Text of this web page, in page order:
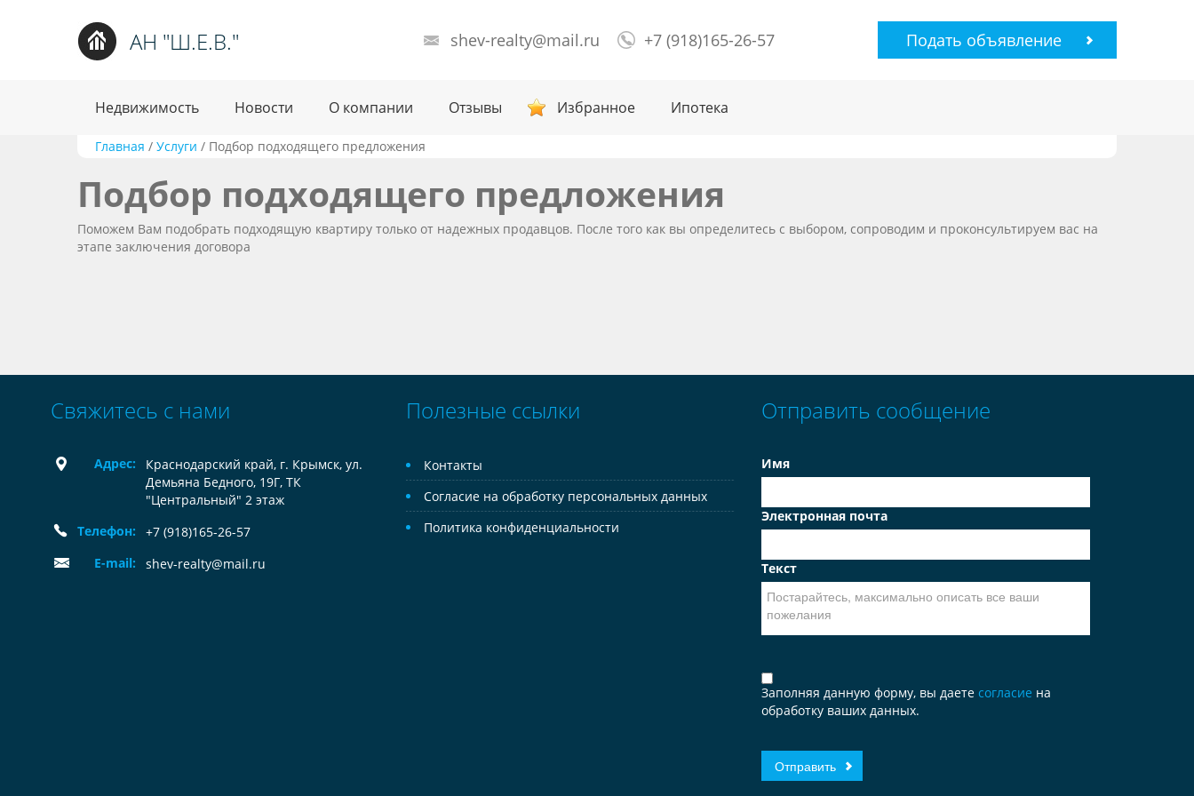
АН "Ш.Е.В." shev-realty@mail.ru +7 (918)165-26-57 Подать объявление
Недвижимость Новости О компании Отзывы Избранное Ипотека
Главная / Услуги / Подбор подходящего предложения
Подбор подходящего предложения
Поможем Вам подобрать подходящую квартиру только от надежных продавцов. После того как вы определитесь с выбором, сопроводим и проконсультируем вас на
этапе заключения договора
Свяжитесь с нами
Адрес:
Краснодарский край, г. Крымск, ул.
Демьяна Бедного, 19Г, ТК
"Центральный" 2 этаж
Телефон:
+7 (918)165-26-57
E-mail:
shev-realty@mail.ru
Полезные ссылки
Контакты
Согласие на обработку персональных данных
Политика конфиденциальности
Отправить сообщение
Имя
Электронная почта
Текст
Заполняя данную форму, вы даете согласие на
обработку ваших данных.